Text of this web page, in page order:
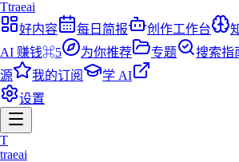
Ttraeai
好内容
每日简报 创作工作台
AI 赚钱⌘5 为你推荐 专题 搜索指
源
我的订阅
学 AI
设置
T
traeai